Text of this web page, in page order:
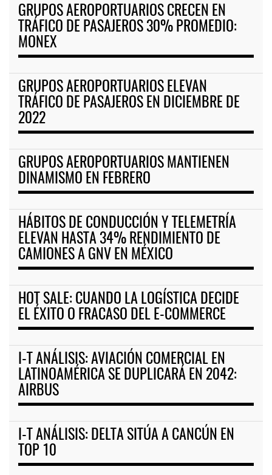
GRUPOS AEROPORTUARIOS CRECEN EN
TRÁFICO DE PASAJEROS 30% PROMEDIO:
MONEX
GRUPOS AEROPORTUARIOS ELEVAN
TRÁFICO DE PASAJEROS EN DICIEMBRE DE
2022
GRUPOS AEROPORTUARIOS MANTIENEN
DINAMISMO EN FEBRERO
HÁBITOS DE CONDUCCIÓN Y TELEMETRÍA
ELEVAN HASTA 34% RENDIMIENTO DE
CAMIONES A GNV EN MÉXICO
HOT SALE: CUANDO LA LOGÍSTICA DECIDE
EL ÉXITO O FRACASO DEL E-COMMERCE
I-T ANÁLISIS: AVIACIÓN COMERCIAL EN
LATINOAMÉRICA SE DUPLICARÁ EN 2042:
AIRBUS
I-T ANÁLISIS: DELTA SITÚA A CANCÚN EN
TOP 10